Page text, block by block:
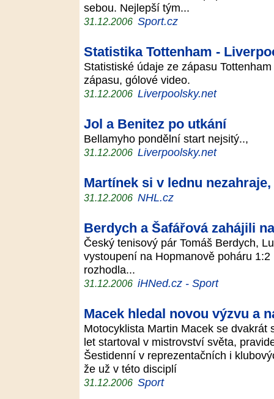
sebou. Nejlepší tým...
31.12.2006 Sport.cz
Statistika Tottenham -
Statistiské údaje ze zápasu
zápasu, gólové video.
31.12.2006 Liverpoolsky.net
Jol a Benitez po utkání
Bellamyho pondělní start nejsitý..,
31.12.2006 Liverpoolsky.net
Martínek si v lednu
31.12.2006 NHL.cz
Berdych a Šafářová zahájili
Český tenisový pár Tomáš Berdych,
vystoupení na Hopmanově poháru
rozhodla...
31.12.2006 iHNed.cz - Sport
Macek hledal novou výzvu a
Motocyklista Martin Macek se
let startoval v mistrovství světa,
Šestidenní v reprezentačních i
že už v této disciplí
31.12.2006 Sport